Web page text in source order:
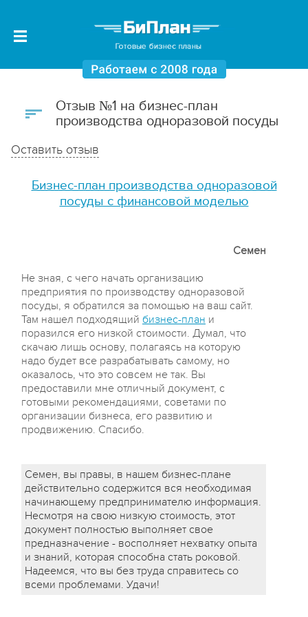
Отзыв №1 на бизнес-план
производства одноразовой посуды
Оставить отзыв
Бизнес-план производства одноразовой
посуды с финансовой моделью
Семен
Не зная, с чего начать организацию
предприятия по производству одноразовой
посуды, я обратился за помощью на ваш сайт.
Там нашел подходящий бизнес-план и
поразился его низкой стоимости. Думал, что
скачаю лишь основу, полагаясь на которую
надо будет все разрабатывать самому, но
оказалось, что это совсем не так. Вы
предоставили мне отличный документ, с
готовыми рекомендациями, советами по
организации бизнеса, его развитию и
продвижению. Спасибо.
Семен, вы правы, в нашем бизнес-плане
действительно содержится вся необходимая
начинающему предпринимателю информация.
Несмотря на свою низкую стоимость, этот
документ полностью выполняет свое
предназначение - восполняет нехватку опыта
и знаний, которая способна стать роковой.
Надеемся, что вы без труда справитесь со
всеми проблемами. Удачи!